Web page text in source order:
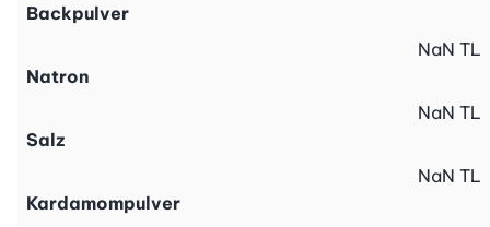
Backpulver
Natron
NaN TL
Salz
NaN TL
Kardamompulver
NaN TL